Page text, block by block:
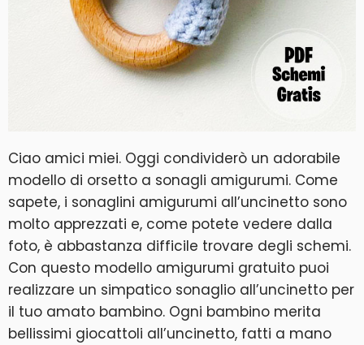
Ciao amici miei. Oggi condividerò un adorabile
modello di orsetto a sonagli amigurumi. Come
sapete, i sonaglini amigurumi all’uncinetto sono
molto apprezzati e, come potete vedere dalla
foto, è abbastanza difficile trovare degli schemi.
Con questo modello amigurumi gratuito puoi
realizzare un simpatico sonaglio all’uncinetto per
il tuo amato bambino. Ogni bambino merita
bellissimi giocattoli all’uncinetto, fatti a mano